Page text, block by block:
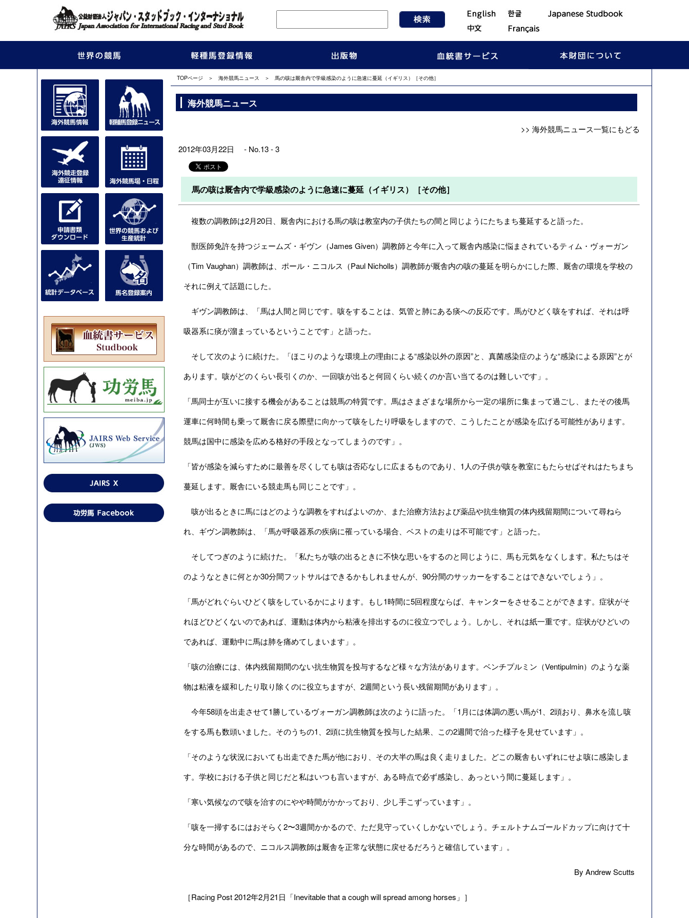
TOPページ ＞ 海外競馬ニュース ＞ 馬の咳は厩舎内で学級感染のように急速に蔓延（イギリス）［その他］
海外競馬ニュース
>> 海外競馬ニュース一覧にもどる
2012年03月22日 - No.13 - 3
馬の咳は厩舎内で学級感染のように急速に蔓延（イギリス）［その他］
複数の調教師は2月20日、厩舎内における馬の咳は教室内の子供たちの間と同じようにたちまち蔓延すると語った。
獣医師免許を持つジェームズ・ギヴン（James Given）調教師と今年に入って厩舎内感染に悩まされているティム・ヴォーガン
（Tim Vaughan）調教師は、ポール・ニコルス（Paul Nicholls）調教師が厩舎内の咳の蔓延を明らかにした際、厩舎の環境を学校の
それに例えて話題にした。
ギヴン調教師は、「馬は人間と同じです。咳をすることは、気管と肺にある痰への反応です。馬がひどく咳をすれば、それは呼
吸器系に痰が溜まっているということです」と語った。
そして次のように続けた。「ほこりのような環境上の理由による“感染以外の原因”と、真菌感染症のような“感染による原因”とが
あります。咳がどのくらい長引くのか、一回咳が出ると何回くらい続くのか言い当てるのは難しいです」。
「馬同士が互いに接する機会があることは競馬の特質です。馬はさまざまな場所から一定の場所に集まって過ごし、またその後馬
運車に何時間も乗って厩舎に戻る際壁に向かって咳をしたり呼吸をしますので、こうしたことが感染を広げる可能性があります。
競馬は国中に感染を広める格好の手段となってしまうのです」。
「皆が感染を減らすために最善を尽くしても咳は否応なしに広まるものであり、1人の子供が咳を教室にもたらせばそれはたちまち
蔓延します。厩舎にいる競走馬も同じことです」。
咳が出るときに馬にはどのような調教をすればよいのか、また治療方法および薬品や抗生物質の体内残留期間について尋ねら
れ、ギヴン調教師は、「馬が呼吸器系の疾病に罹っている場合、ベストの走りは不可能です」と語った。
そしてつぎのように続けた。「私たちが咳の出るときに不快な思いをするのと同じように、馬も元気をなくします。私たちはそ
のようなときに何とか30分間フットサルはできるかもしれませんが、90分間のサッカーをすることはできないでしょう」。
「馬がどれぐらいひどく咳をしているかによります。もし1時間に5回程度ならば、キャンターをさせることができます。症状がそ
れほどひどくないのであれば、運動は体内から粘液を排出するのに役立つでしょう。しかし、それは紙一重です。症状がひどいの
であれば、運動中に馬は肺を痛めてしまいます」。
「咳の治療には、体内残留期間のない抗生物質を投与するなど様々な方法があります。ベンチプルミン（Ventipulmin）のような薬
物は粘液を緩和したり取り除くのに役立ちますが、2週間という長い残留期間があります」。
今年58頭を出走させて1勝しているヴォーガン調教師は次のように語った。「1月には体調の悪い馬が1、2頭おり、鼻水を流し咳
をする馬も数頭いました。そのうちの1、2頭に抗生物質を投与した結果、この2週間で治った様子を見せています」。
「そのような状況においても出走できた馬が他におり、その大半の馬は良く走りました。どこの厩舎もいずれにせよ咳に感染しま
す。学校における子供と同じだと私はいつも言いますが、ある時点で必ず感染し、あっという間に蔓延します」。
「寒い気候なので咳を治すのにやや時間がかかっており、少し手こずっています」。
「咳を一掃するにはおそらく2〜3週間かかるので、ただ見守っていくしかないでしょう。チェルトナムゴールドカップに向けて十
分な時間があるので、ニコルス調教師は厩舎を正常な状態に戻せるだろうと確信しています」。
By Andrew Scutts
［Racing Post 2012年2月21日「Inevitable that a cough will spread among horses」］